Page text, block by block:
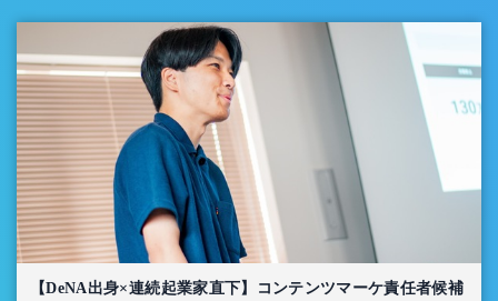
【DeNA出身×連続起業家直下】コンテンツマーケ責任者候補